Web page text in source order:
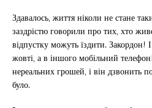
Здавалось, життя ніколи не стане
заздрістю говорили про тих, хто
відпустку можуть їздити. Закордон!
жовті, а в іншого мобільний
нереальних грошей, і він дзвонить
було.